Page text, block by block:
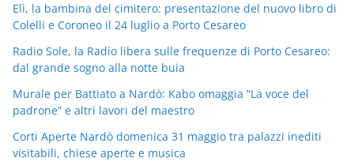
Elì, la bambina del cimitero: presentazione del nuovo libro di
Colelli e Coroneo il 24 luglio a Porto Cesareo
Radio Sole, la Radio libera sulle frequenze di Porto Cesareo:
dal grande sogno alla notte buia
Murale per Battiato a Nardò: Kabo omaggia “La voce del
padrone” e altri lavori del maestro
Corti Aperte Nardò domenica 31 maggio tra palazzi inediti
visitabili, chiese aperte e musica